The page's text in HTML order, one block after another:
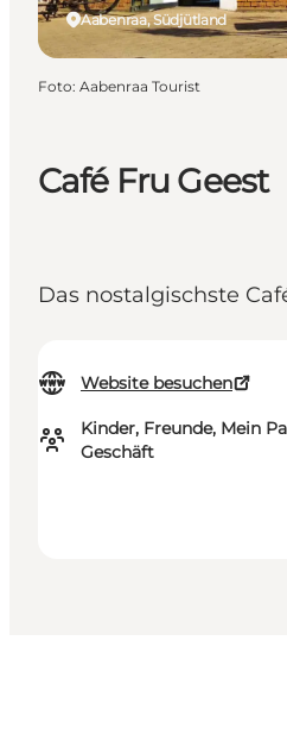
Café Fru Geest
Das nostalgischste
Website besuchen
Kinder, Freunde, Mein
Geschäft
Aabenraa, Südjütland
Foto: Aabenraa Tourist